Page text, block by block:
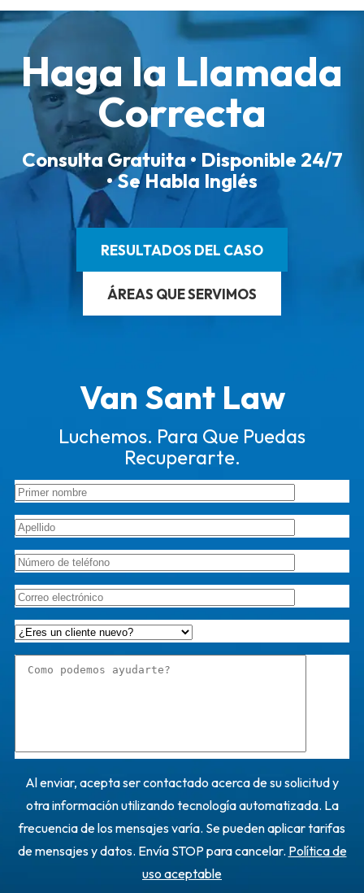
Haga la Llamada
Correcta
Consulta Gratuita • Disponible 24/7
• Se Habla Inglés
RESULTADOS DEL CASO
ÁREAS QUE SERVIMOS
Van Sant Law
Luchemos. Para Que Puedas
Recuperarte.
Al enviar, acepta ser contactado acerca de su solicitud y
otra información utilizando tecnología automatizada. La
frecuencia de los mensajes varía. Se pueden aplicar tarifas
de mensajes y datos. Envía STOP para cancelar. Política de
uso aceptable